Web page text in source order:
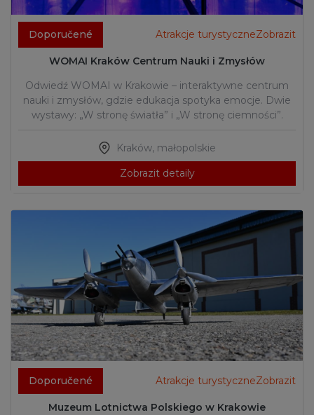
Doporučené Atrakcje turystyczneZobrazit
WOMAI Kraków Centrum Nauki i Zmysłów
Odwiedź WOMAI w Krakowie – interaktywne centrum
nauki i zmysłów, gdzie edukacja spotyka emocje. Dwie
wystawy: „W stronę światła” i „W stronę ciemności”.
Kraków, małopolskie
Zobrazit detaily
Doporučené Atrakcje turystyczneZobrazit
Muzeum Lotnictwa Polskiego w Krakowie